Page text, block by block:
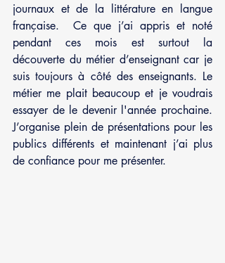
journaux et de la littérature en langue
française.  Ce que j’ai appris et noté
pendant ces mois est surtout la
découverte du métier d’enseignant car je
suis toujours à côté des enseignants. Le
métier me plait beaucoup et je voudrais
essayer de le devenir l'année prochaine.
J’organise plein de présentations pour les
publics différents et maintenant j’ai plus
de confiance pour me présenter.